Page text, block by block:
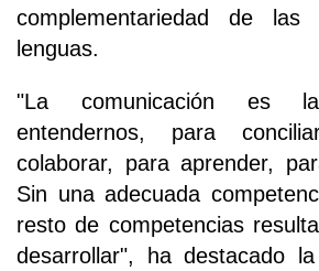
complementariedad de
lenguas.
"La comunicación es
entendernos, para
colaborar, para aprender,
Sin una adecuada
resto de competencias
desarrollar", ha destacado